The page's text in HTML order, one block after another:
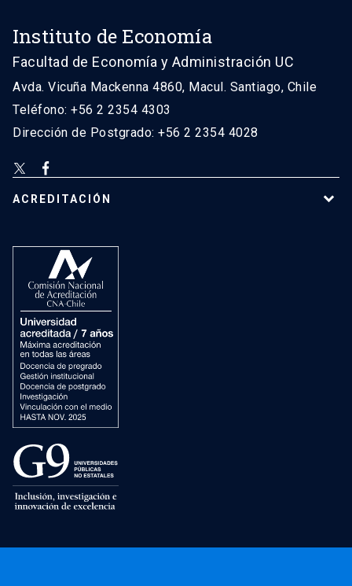
Instituto de Economía
Facultad de Economía y Administración UC
Avda. Vicuña Mackenna 4860, Macul. Santiago, Chile
Teléfono: +56 2 2354 4303
Dirección de Postgrado: +56 2 2354 4028
ACREDITACIÓN